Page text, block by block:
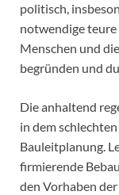
politisch,
notwendige
Menschen und
begründen und
Die anhaltend
in dem
Bauleitplanung.
firmierende
den Vorhaben